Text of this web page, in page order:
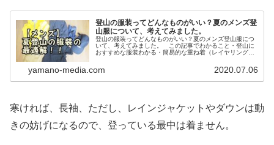
登山の服装ってどんなものがいい？夏のメンズ登
山服について、考えてみました。
登山の服装ってどんなものがいい？夏のメンズ登山服につ
いて、考えてみました。 この記事でわかること・登山に
おすすめな服装わかる・簡易的な重ね着（レイヤリング）
yamano-media.com 2020.07.06
寒ければ、長袖、ただし、レインジャケットやダウンは動
きの妨げになるので、登っている最中は着ません。